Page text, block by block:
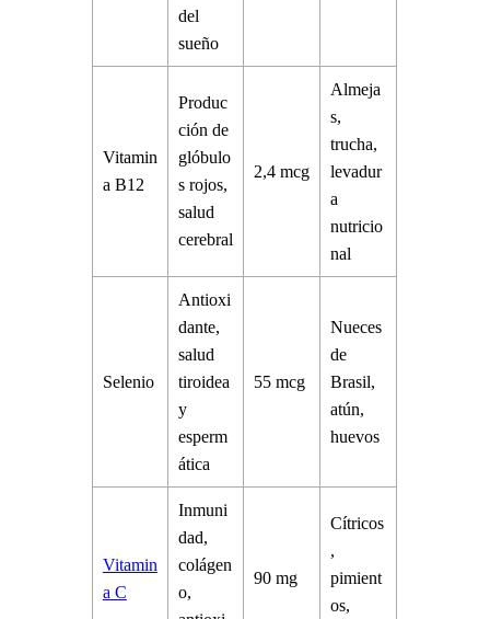
del
sueño
Vitamin
a B12
Produc
ción de
glóbulo
s rojos,
salud
cerebral
2,4 mcg
Almeja
s,
trucha,
levadur
a
nutricio
nal
Selenio
Antioxi
dante,
salud
tiroidea
y
esperm
ática
55 mcg
Nueces
de
Brasil,
atún,
huevos
Vitamin
a C
Inmuni
dad,
colágen
o,
90 mg
Cítricos
,
pimient
os,